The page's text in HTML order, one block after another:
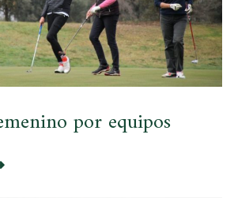
por equipos